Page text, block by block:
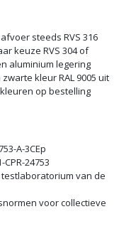
steeds RVS 316
keuze RVS 304 of
aluminium legering
kleur RAL 9005 uit
op bestelling
A-3CEp
24753
testlaboratorium van de
voor collectieve